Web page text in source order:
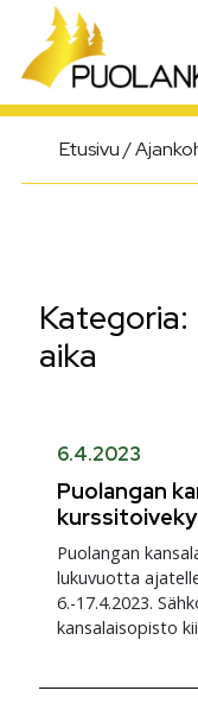
Päävalikko
Etusivu/
Kategoria:
aika
6.4.2023
Puolangan
Puolangan
lukuvuotta
6.-17.4.2023.
kansalaisopisto